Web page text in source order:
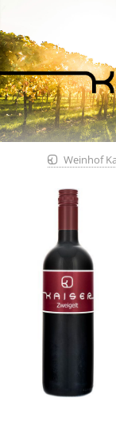
Weinhof